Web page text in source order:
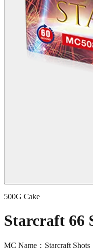
500G Cake
Starcraft 66
MC Name：Starcraft